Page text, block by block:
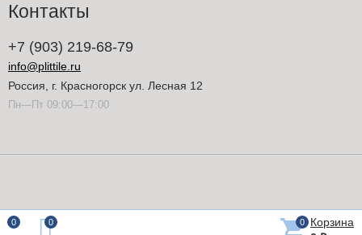
Контакты
+7 (903) 219-68-79
info@plittile.ru
Россия, г. Красногорск ул. Лесная 12
Пн—Пт 09:00—17:00
0 0 0
Корзина